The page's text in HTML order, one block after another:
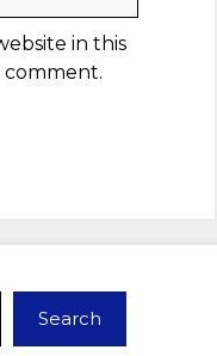
in this
Search